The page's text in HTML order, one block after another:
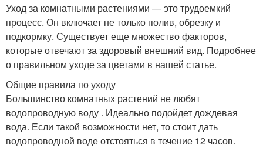
Уход за комнатными растениями — это трудоемкий
процесс. Он включает не только полив, обрезку и
подкормку. Существует еще множество факторов,
которые отвечают за здоровый внешний вид. Подробнее
о правильном уходе за цветами в нашей статье.
Общие правила по уходу
Большинство комнатных растений не любят
водопроводную воду . Идеально подойдет дождевая
вода. Если такой возможности нет, то стоит дать
водопроводной воде отстояться в течение 12 часов.